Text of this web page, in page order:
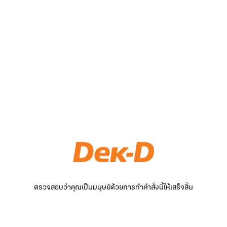
ตรวจสอบว่าคุณเป็นมนุษย์ด้วยการทำคำสั่งนี้ให้เสร็จสิ้น